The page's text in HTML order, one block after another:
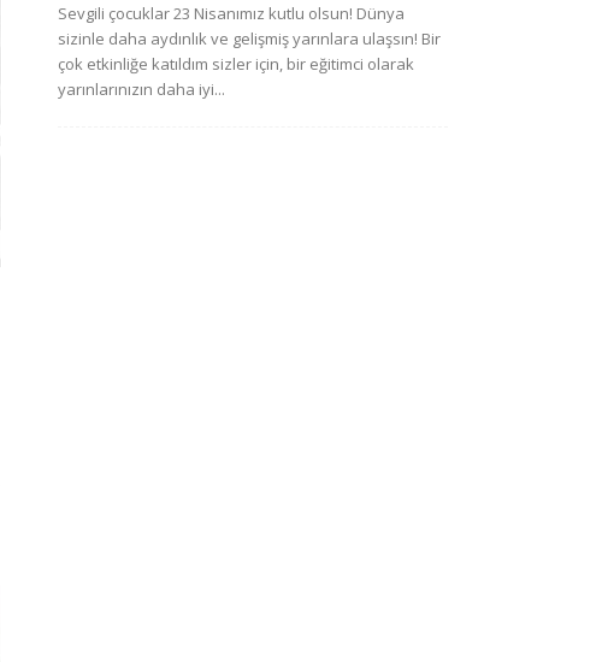
Sevgili çocuklar 23 Nisanımız kutlu olsun! Dünya
sizinle daha aydınlık ve gelişmiş yarınlara ulaşsın! Bir
çok etkinliğe katıldım sizler için, bir eğitimci olarak
yarınlarınızın daha iyi...